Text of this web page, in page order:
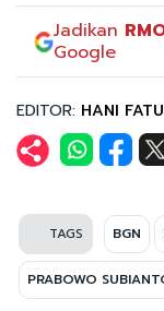
Jadikan
Google
EDITOR: HANI
TAGS BGN
PRABOWO